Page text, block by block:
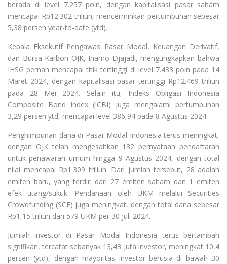
berada di level 7.257 poin, dengan kapitalisasi pasar saham
mencapai Rp12.302 triliun, mencerminkan pertumbuhan sebesar
5,38 persen year-to-date (ytd).
Kepala Eksekutif Pengawas Pasar Modal, Keuangan Derivatif,
dan Bursa Karbon OJK, Inarno Djajadi, mengungkapkan bahwa
IHSG pernah mencapai titik tertinggi di level 7.433 poin pada 14
Maret 2024, dengan kapitalisasi pasar tertinggi Rp12.469 triliun
pada 28 Mei 2024. Selain itu, Indeks Obligasi Indonesia
Composite Bond Index (ICBI) juga mengalami pertumbuhan
3,29 persen ytd, mencapai level 386,94 pada 8 Agustus 2024.
Penghimpunan dana di Pasar Modal Indonesia terus meningkat,
dengan OJK telah mengesahkan 132 pernyataan pendaftaran
untuk penawaran umum hingga 9 Agustus 2024, dengan total
nilai mencapai Rp1.309 triliun. Dari jumlah tersebut, 28 adalah
emiten baru, yang terdiri dari 27 emiten saham dan 1 emiten
efek utang/sukuk. Pendanaan oleh UKM melalui Securities
Crowdfunding (SCF) juga meningkat, dengan total dana sebesar
Rp1,15 triliun dari 579 UKM per 30 Juli 2024.
Jumlah investor di Pasar Modal Indonesia terus bertambah
signifikan, tercatat sebanyak 13,43 juta investor, meningkat 10,4
persen (ytd), dengan mayoritas investor berusia di bawah 30